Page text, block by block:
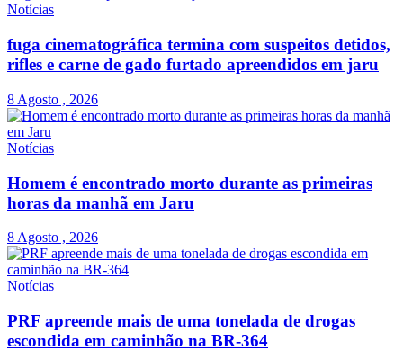
Notícias
fuga cinematográfica termina com suspeitos detidos,
rifles e carne de gado furtado apreendidos em jaru
8 Agosto , 2026
Notícias
Homem é encontrado morto durante as primeiras
horas da manhã em Jaru
8 Agosto , 2026
Notícias
PRF apreende mais de uma tonelada de drogas
escondida em caminhão na BR-364